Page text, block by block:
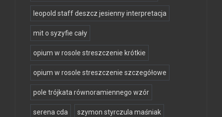
leopold staff deszcz jesienny interpretacja
mit o syzyfie cały
opium w rosole streszczenie krótkie
opium w rosole streszczenie szczegółowe
pole trójkata równoramiennego wzór
serena cda szymon styrczula maśniak